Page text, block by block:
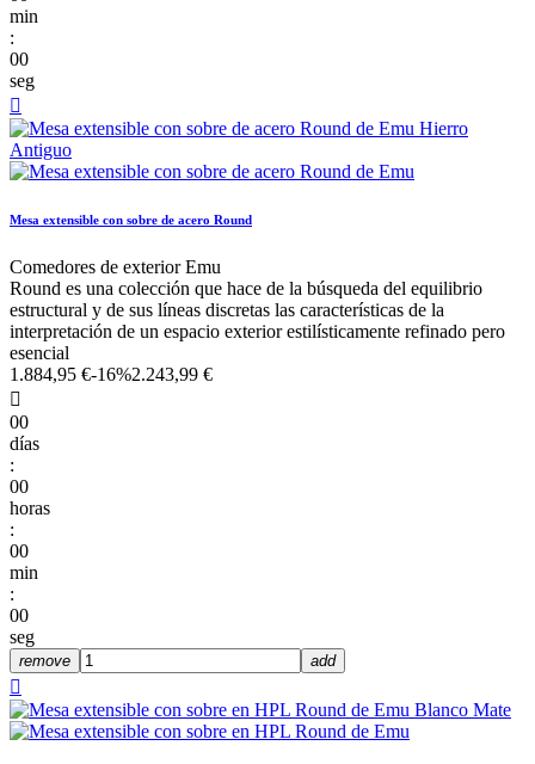
min
:
00
seg

Mesa extensible con sobre de acero Round
Comedores de exterior Emu
Round es una colección que hace de la búsqueda del equilibrio
estructural y de sus líneas discretas las características de la
interpretación de un espacio exterior estilísticamente refinado pero
esencial
1.884,95 €-16%2.243,99 €

00
días
:
00
horas
:
00
min
:
00
seg
remove add
